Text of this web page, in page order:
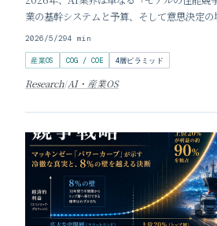
業の基幹システムと予算、そして意思決定
済圏の覇権争い」へと突入しました。その決
Anthropicが放った「Claude Platform on
とクラウドベンダーと
2026/5/294 min
産業OS COG / COE 4層ピラミッド
Research/AI・産業OS